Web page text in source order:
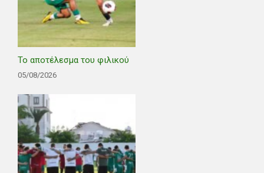
Το αποτέλεσμα του φιλικού
05/08/2026